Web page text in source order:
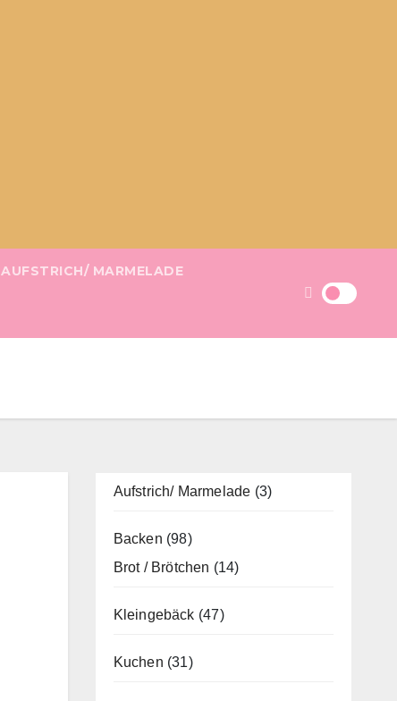
AUFSTRICH/ MARMELADE
Aufstrich/ Marmelade (3)
Backen (98)
Brot / Brötchen (14)
Kleingebäck (47)
Kuchen (31)